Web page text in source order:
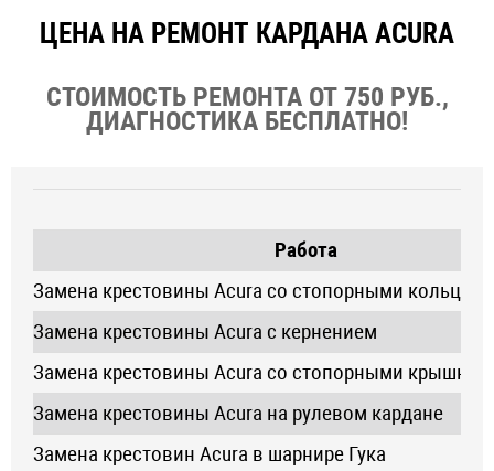
ЦЕНА НА РЕМОНТ КАРДАНА ACURA
СТОИМОСТЬ РЕМОНТА ОТ 750 РУБ.,
ДИАГНОСТИКА БЕСПЛАТНО!
Работа
Замена крестовины Acura со стопорными кольцами
Замена крестовины Acura с кернением
Замена крестовины Acura со стопорными
Замена крестовины Acura на рулевом кардане
Замена крестовин Acura в шарнире Гука